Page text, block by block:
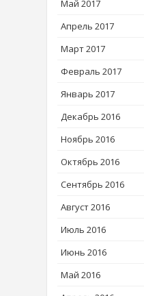
Май 2017
Апрель 2017
Март 2017
Февраль 2017
Январь 2017
Декабрь 2016
Ноябрь 2016
Октябрь 2016
Сентябрь 2016
Август 2016
Июль 2016
Июнь 2016
Май 2016